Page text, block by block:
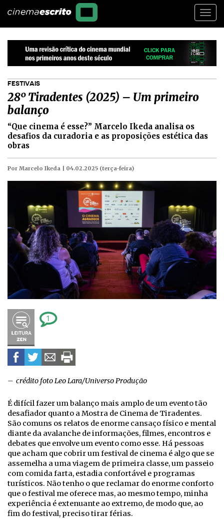
FESTIVAIS
28º Tiradentes (2025) – Um primeiro
balanço
“Que cinema é esse?” Marcelo Ikeda analisa os
desafios da curadoria e as proposições estética das
obras
Por Marcelo Ikeda | 04.02.2025 (terça-feira)
1
– crédito foto Leo Lara/Universo Produção
É difícil fazer um balanço mais amplo de um evento tão
desafiador quanto a Mostra de Cinema de Tiradentes.
São comuns os relatos de enorme cansaço físico e mental
diante da avalanche de informações, filmes, encontros e
debates que envolve um evento como esse. Há pessoas
que acham que cobrir um festival de cinema é algo que se
assemelha a uma viagem de primeira classe, um passeio
com comida farta, estadia confortável e programas
turísticos. Não tenho o que reclamar do enorme conforto
que o festival me oferece mas, ao mesmo tempo, minha
experiência é extenuante ao extremo, de modo que, ao
fim do festival, preciso tirar férias.